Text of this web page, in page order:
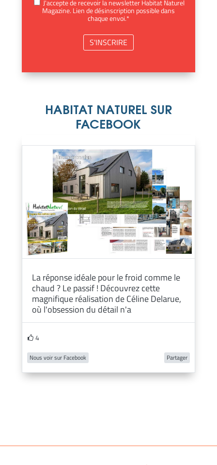
J'accepte de recevoir la newsletter Habitat Naturel
Magazine. Lien de désinscription possible dans
chaque envoi.*
HABITAT NATUREL SUR
FACEBOOK
La réponse idéale pour le froid comme le
chaud ? Le passif ! Découvrez cette
magnifique réalisation de Céline Delarue,
où l'obsession du détail n'a
4
Nous voir sur Facebook Partager